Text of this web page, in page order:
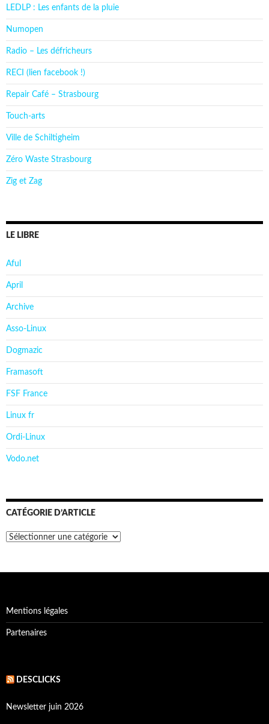
LEDLP : Les enfants de la pluie
Numopen
Radio – Les défricheurs
RECI (lien facebook !)
Repair Café – Strasbourg
Touch-arts
Ville de Schiltigheim
Zéro Waste Strasbourg
Zig et Zag
LE LIBRE
Aful
April
Archive
Asso-Linux
Dogmazic
Framasoft
FSF France
Linux fr
Ordi-Linux
Vodo.net
CATÉGORIE D’ARTICLE
Catégorie
Mentions légales
Partenaires
DESCLICKS
Newsletter juin 2026